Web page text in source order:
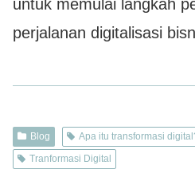
untuk memulai langkah
perjalanan digitalisasi
Blog Apa itu transformasi
Tranformasi Digital